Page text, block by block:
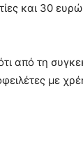
και 30 ευρώ
από τη
με